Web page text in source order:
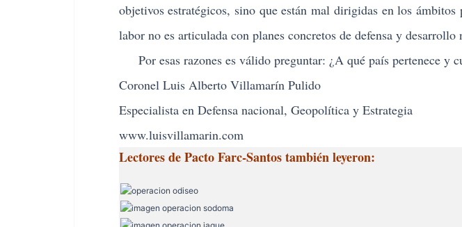
objetivos estratégicos, sino que están mal dirigidas en los
labor no es articulada con planes concretos de defensa y desarrollo
Por esas razones es válido preguntar: ¿A qué país pertenece y
Coronel Luis Alberto Villamarín Pulido
Especialista en Defensa nacional, Geopolítica y Estrategia
www.luisvillamarin.com
Lectores de Pacto Farc-Santos también leyeron: